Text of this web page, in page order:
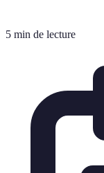
5 min de lecture